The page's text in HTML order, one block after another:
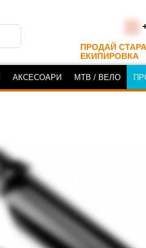
ПРОДАЙ
ЕКИПИРОВКА
АКСЕСОАРИ MTB / ВЕЛО